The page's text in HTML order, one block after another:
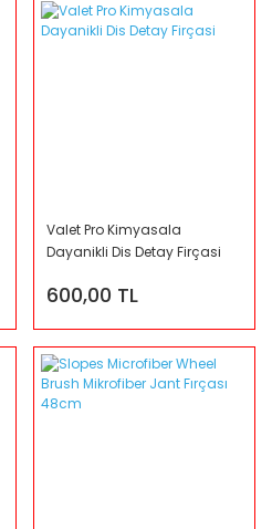
Valet Pro Kimyasala
Dayanikli Dis Detay Firçasi
600,00 TL